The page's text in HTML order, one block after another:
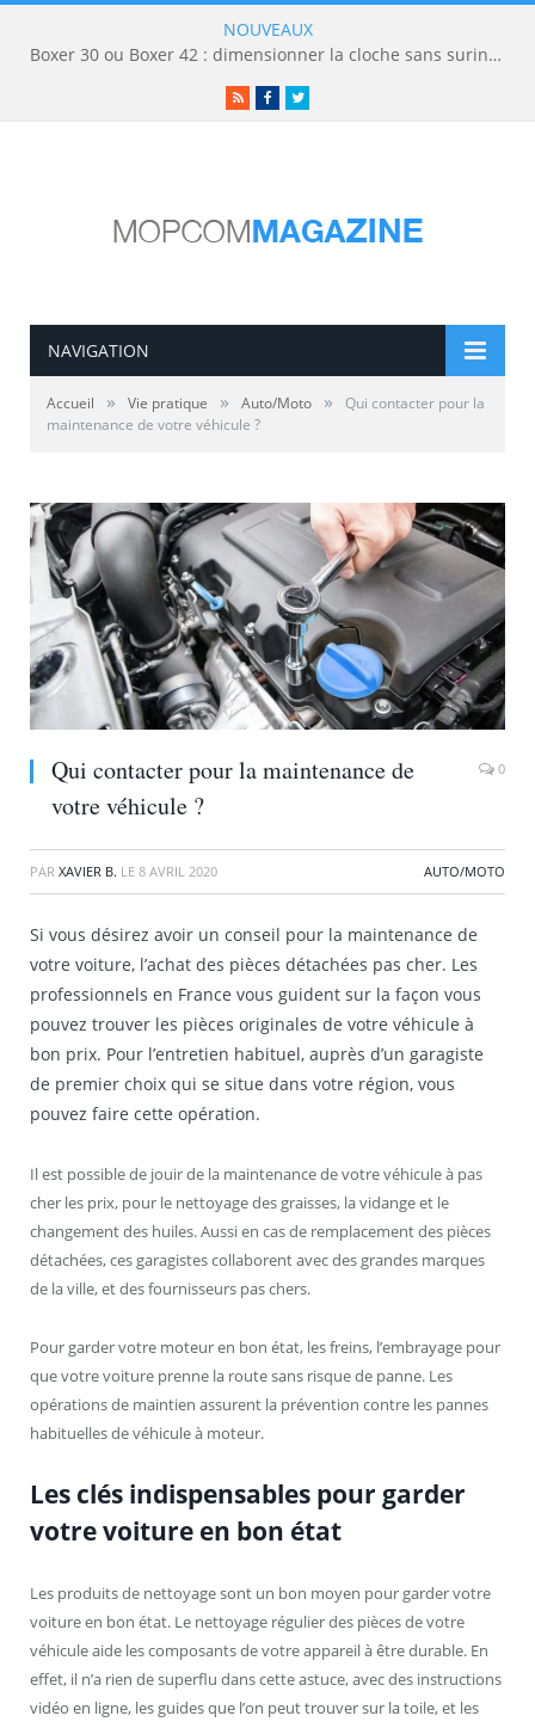
NOUVEAUX
Boxer 30 ou Boxer 42 : dimensionner la cloche sans surinvestir
RSSFacebookTwitter
NAVIGATION
Accueil » Vie pratique » Auto/Moto »
Qui contacter pour la
maintenance de votre véhicule ?
Qui contacter pour la maintenance de
votre véhicule ?
0
PAR XAVIER B. LE 8 AVRIL 2020 AUTO/MOTO
Si vous désirez avoir un conseil pour la maintenance de
votre voiture, l’achat des pièces détachées pas cher. Les
professionnels en France vous guident sur la façon vous
pouvez trouver les pièces originales de votre véhicule à
bon prix. Pour l’entretien habituel, auprès d’un garagiste
de premier choix qui se situe dans votre région, vous
pouvez faire cette opération.
Il est possible de jouir de la maintenance de votre véhicule à pas
cher les prix, pour le nettoyage des graisses, la vidange et le
changement des huiles. Aussi en cas de remplacement des pièces
détachées, ces garagistes collaborent avec des grandes marques
de la ville, et des fournisseurs pas chers.
Pour garder votre moteur en bon état, les freins, l’embrayage pour
que votre voiture prenne la route sans risque de panne. Les
opérations de maintien assurent la prévention contre les pannes
habituelles de véhicule à moteur.
Les clés indispensables pour garder
votre voiture en bon état
Les produits de nettoyage sont un bon moyen pour garder votre
voiture en bon état. Le nettoyage régulier des pièces de votre
véhicule aide les composants de votre appareil à être durable. En
effet, il n’a rien de superflu dans cette astuce, avec des instructions
vidéo en ligne, les guides que l’on peut trouver sur la toile, et les